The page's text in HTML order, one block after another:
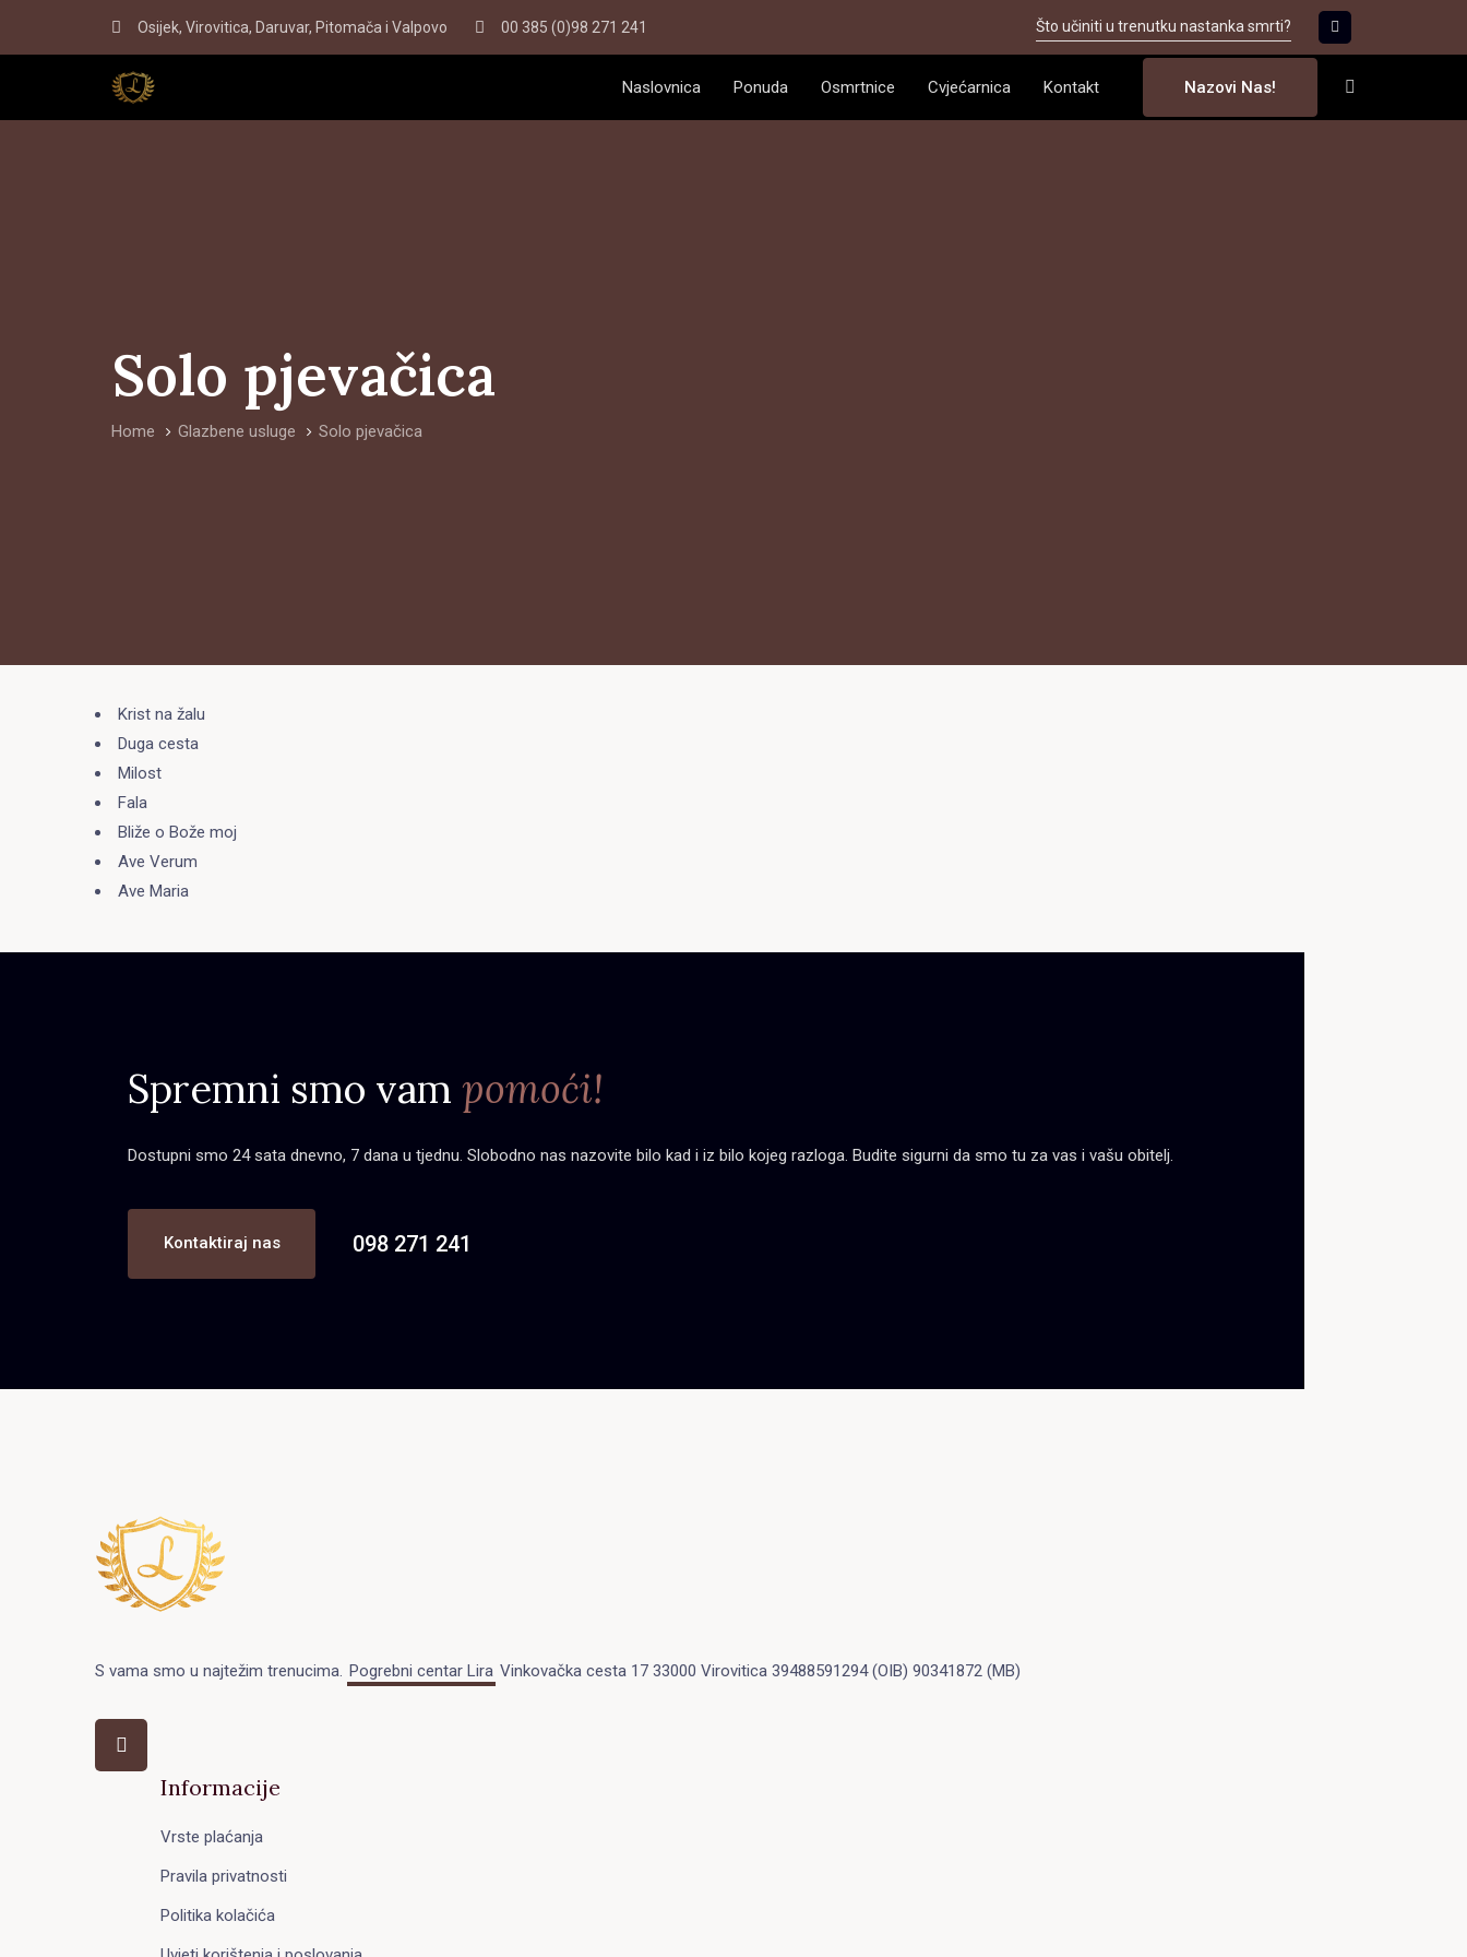
Osijek, Virovitica, Daruvar, Pitomača i Valpovo 00 385 (0)98 271 241 Što učiniti u trenutku nastanka smrti?
Naslovnica Ponuda Osmrtnice Cvjećarnica Kontakt Nazovi Nas!
Solo pjevačica
Home Glazbene usluge Solo pjevačica
Krist na žalu
Duga cesta
Milost
Fala
Bliže o Bože moj
Ave Verum
Ave Maria
Spremni smo vam pomoći!
Dostupni smo 24 sata dnevno, 7 dana u tjednu. Slobodno nas nazovite bilo kad i iz bilo kojeg razloga. Budite sigurni da smo tu za vas i vašu obitelj.
Kontaktiraj nas 098 271 241
S vama smo u najtežim trenucima. Pogrebni centar Lira Vinkovačka cesta 17 33000 Virovitica 39488591294 (OIB) 90341872 (MB)
Informacije
Vrste plaćanja
Pravila privatnosti
Politika kolačića